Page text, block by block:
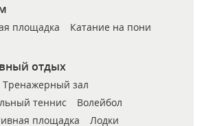
площадка Катание на пони
отдых
Тренажерный зал
теннис
Волейбол
площадка
Лодки